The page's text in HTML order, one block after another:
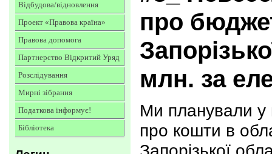
Відбудова/відновлення
Проект «Правова країна»
Правова допомога
Партнерство Відкритий Уряд
Розслідування
Мирні зібрання
Податкова інформує!
Бібліотека
про
млн. за
Ми планували у
про кошти в